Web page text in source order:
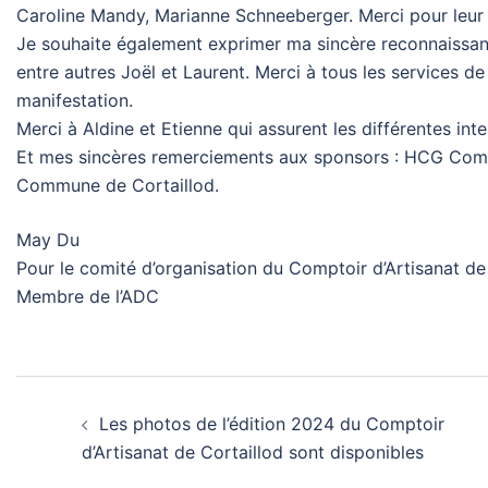
Caroline Mandy, Marianne Schneeberger. Merci pour
Je souhaite également exprimer ma sincère
entre autres Joël et Laurent. Merci à tous les services
manifestation.
Merci à Aldine et Etienne qui assurent les différentes
Et mes sincères remerciements aux sponsors : HCG
Commune de Cortaillod.
May Du
Pour le comité d’organisation du Comptoir d’Artisanat
Membre de l’ADC
d’article
Les photos de l’édition 2024 du Comptoir
d’Artisanat de Cortaillod sont disponibles